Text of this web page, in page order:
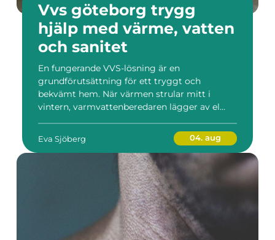
Vvs göteborg trygg
hjälp med värme, vatten
och sanitet
En fungerande VVS-lösning är en
grundförutsättning för ett tryggt och
bekvämt hem. När värmen strular mitt i
vintern, varmvattenberedaren lägger av el...
Eva Sjöberg 04. aug